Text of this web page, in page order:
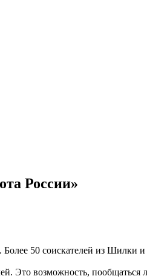
России»
50 соискателей из Шилки
Это возможность,